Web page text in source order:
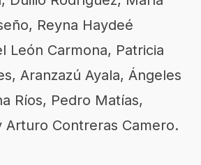
Reyna Haydeé
León Carmona, Patricia
Aranzazú Ayala, Ángeles
Ríos, Pedro Matías,
Arturo Contreras Camero.